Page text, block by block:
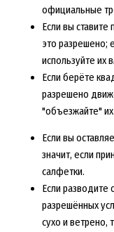
официальные
Если вы ставите
это разрешено;
используйте их
Если берёте
разрешено
"объезжайте"
Если вы
значит, если
салфетки.
Если разводите
разрешённых
сухо и ветрено,